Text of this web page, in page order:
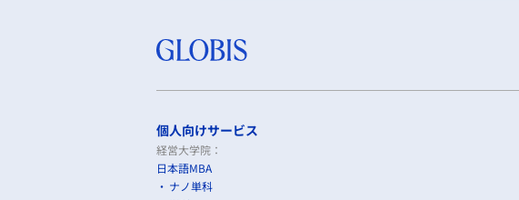
個人向けサービス
経営大学院：
日本語MBA
ナノ単科